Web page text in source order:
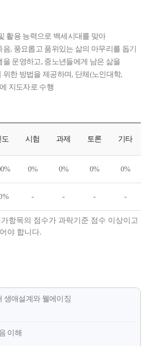
활용 능력으로 백세시대를 맞아
, 풍요롭고 품위있는 삶의 마무리를 돕기
을 운영하고, 중노년들에게 남은 삶을
한 방법을 제공하며, 단체(노인대학,
지도자로 수행
수료기준
도 시험 과제 토론 기타
0% 0% 0% 0%
- - - -
항목의 점수가 과락기준 점수 이상이고
야 합니다.
생애설계와 웰에이징
이해